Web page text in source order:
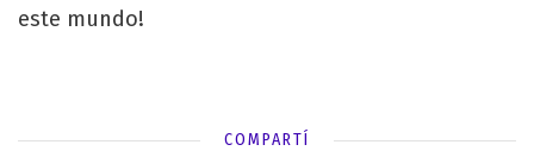
este mundo!
COMPARTÍ